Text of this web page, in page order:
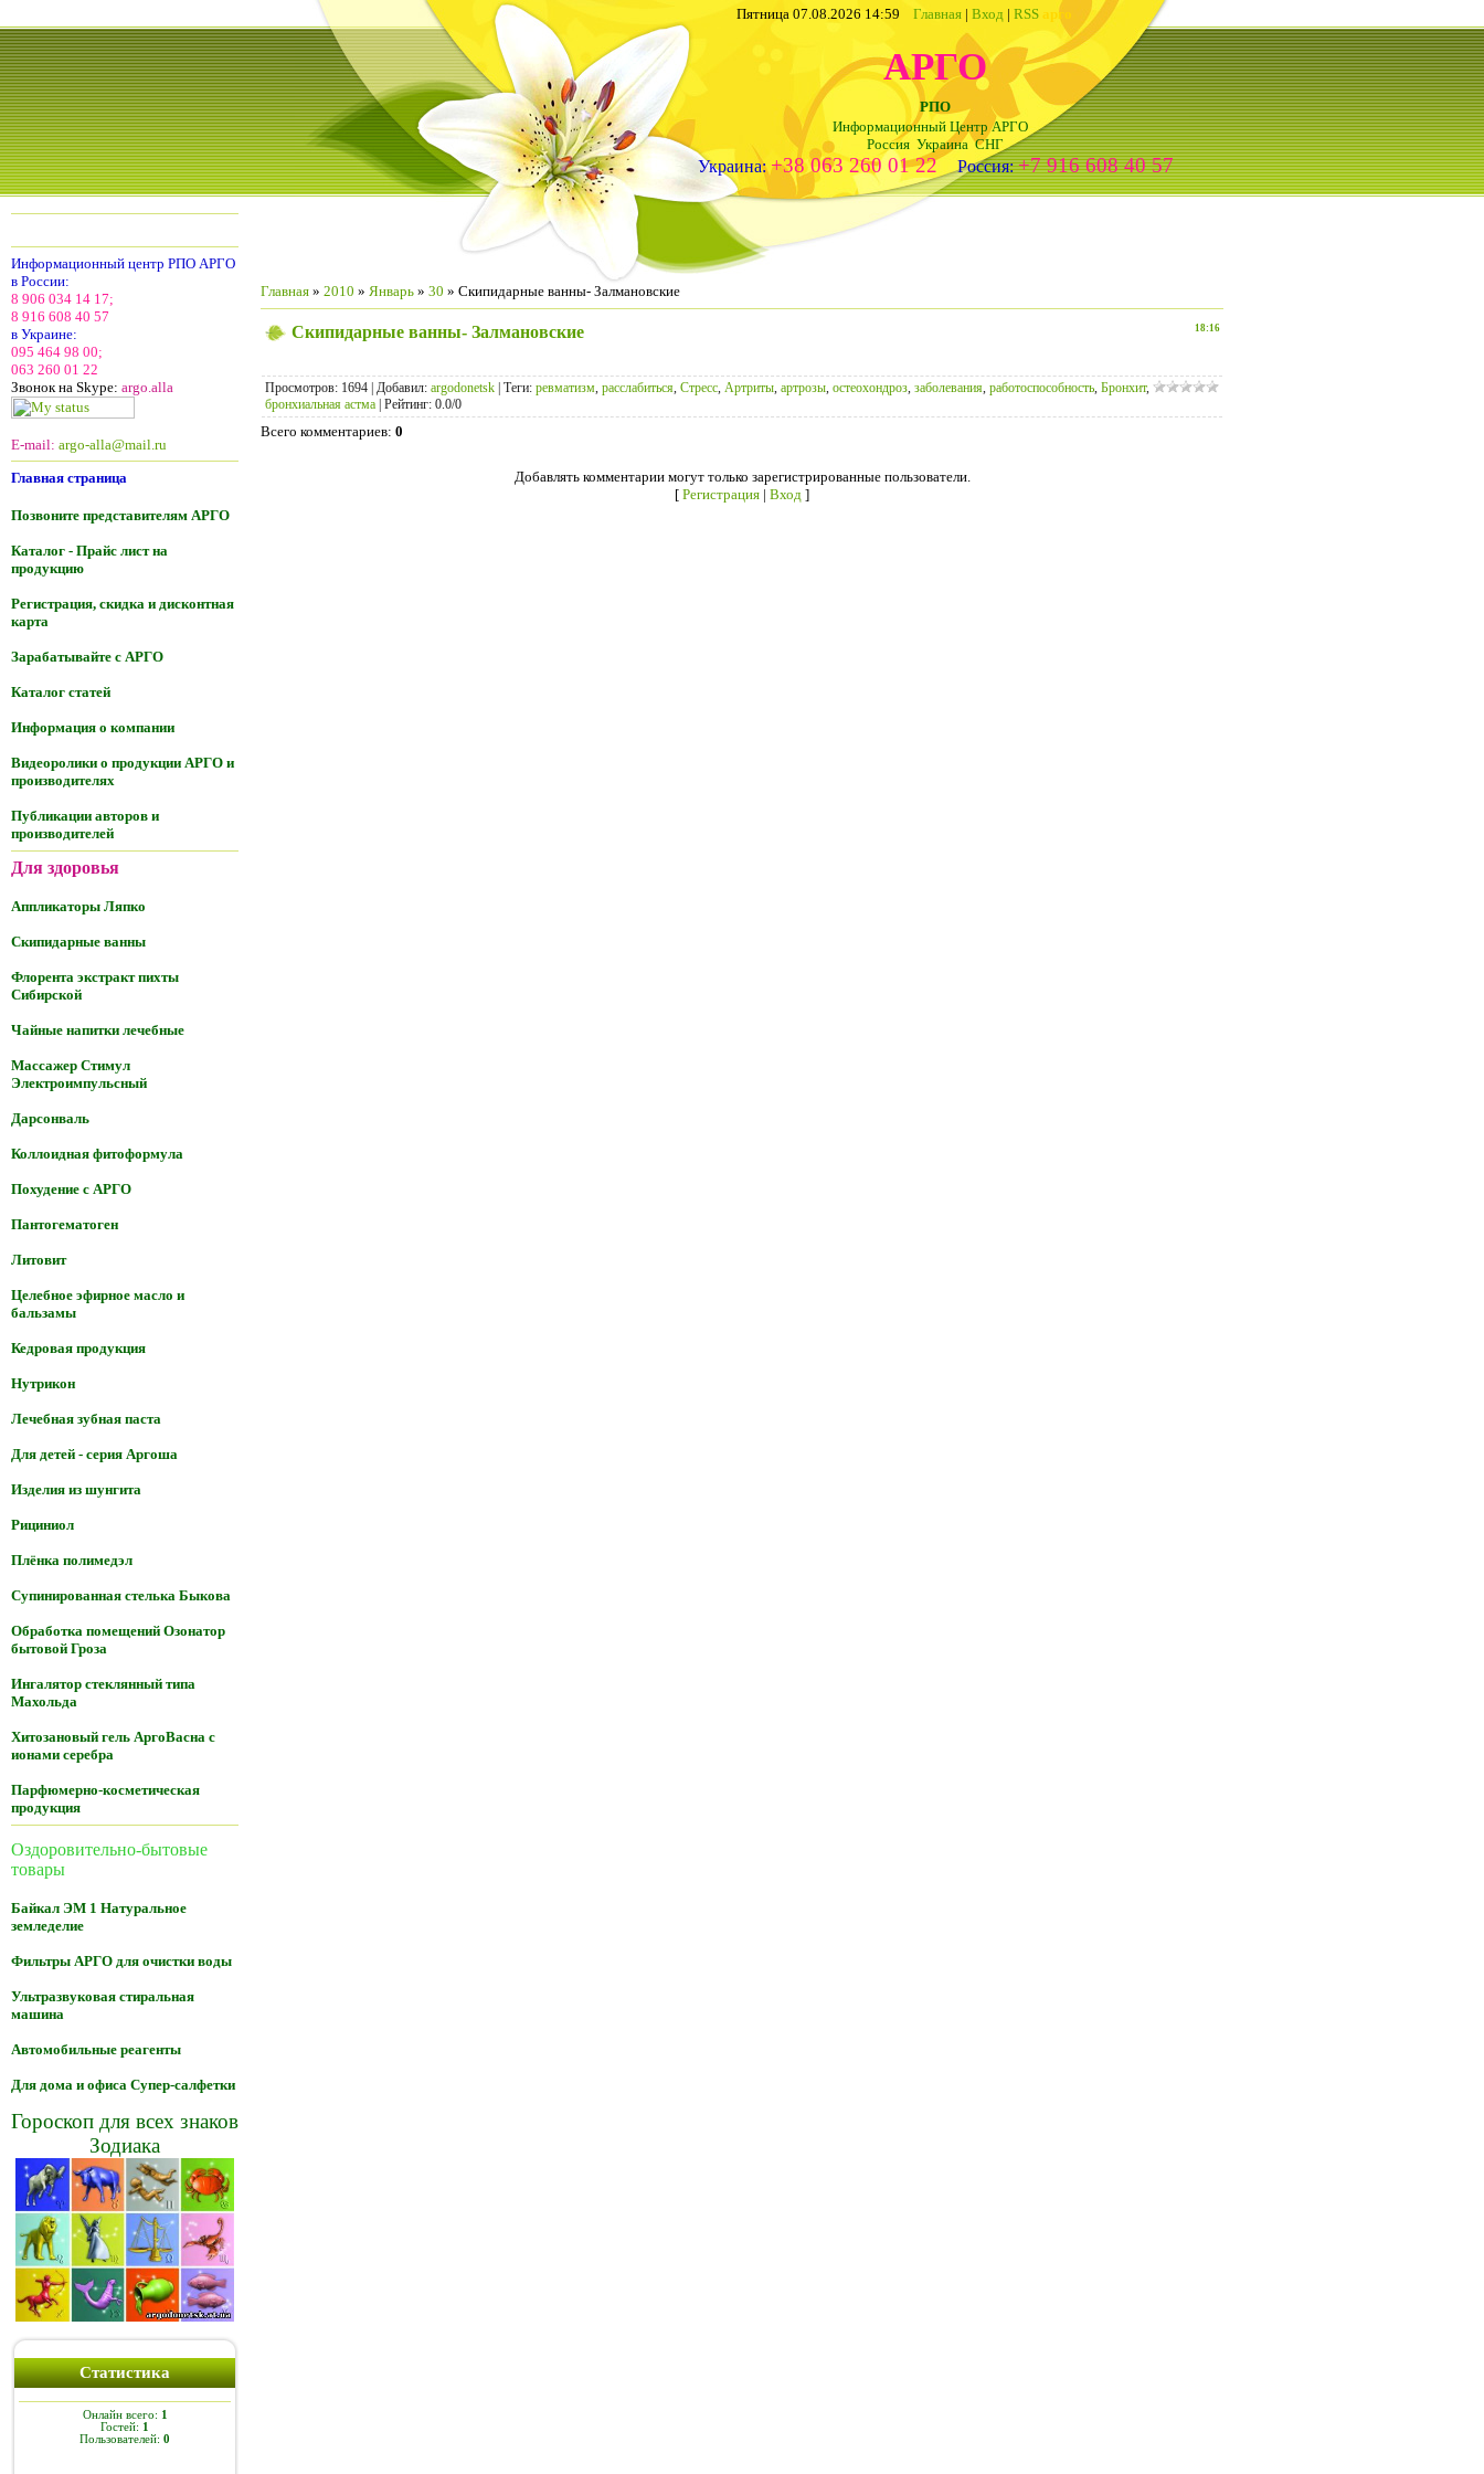
Пятница 07.08.2026 14:59 Главная | Вход | RSS арго
АРГО
РПО
Информационный Центр АРГО
Россия Украина СНГ
Украина: +38 063 260 01 22 Россия:+7 916 608 40 57
Информационный центр РПО АРГО
в России:
8 906 034 14 17;
8 916 608 40 57
в Украине:
095 464 98 00;
063 260 01 22
Звонок на Skype: argo.alla
E-mail: argo-alla@mail.ru
Главная страница
Позвоните представителям АРГО
Каталог - Прайс лист на
продукцию
Регистрация, скидка и дисконтная
карта
Зарабатывайте с АРГО
Каталог статей
Информация о компании
Видеоролики о продукции АРГО и
производителях
Публикации авторов и
производителей
Для здоровья
Аппликаторы Ляпко
Скипидарные ванны
Флорента экстракт пихты
Сибирской
Чайные напитки лечебные
Массажер Стимул
Электроимпульсный
Дарсонваль
Коллоидная фитоформула
Похудение с АРГО
Пантогематоген
Литовит
Целебное эфирное масло и
бальзамы
Кедровая продукция
Нутрикон
Лечебная зубная паста
Для детей - серия Аргоша
Изделия из шунгита
Рициниол
Плёнка полимедэл
Супинированная стелька Быкова
Обработка помещений Озонатор
бытовой Гроза
Ингалятор стеклянный типа
Махольда
Хитозановый гель АргоВасна с
ионами серебра
Парфюмерно-косметическая
продукция
Оздоровительно-бытовые
товары
Байкал ЭМ 1 Натуральное
земледелие
Фильтры АРГО для очистки воды
Ультразвуковая стиральная
машина
Автомобильные реагенты
Для дома и офиса Супер-салфетки
Гороскоп для всех знаков
Зодиака
Статистика
Онлайн всего: 1
Гостей: 1
Пользователей: 0
Главная » 2010 » Январь » 30 » Скипидарные ванны- Залмановские
18:16
Скипидарные ванны- Залмановские
Просмотров: 1694 | Добавил: argodonetsk Теги: ревматизм, расслабиться, Стресс, Артриты, артрозы, остеохондроз, заболевания, работоспособность, Бронхит,
бронхиальная астма Рейтинг: 0.0/0
Всего комментариев: 0
Добавлять комментарии могут только зарегистрированные пользователи.
[ Регистрация | Вход ]